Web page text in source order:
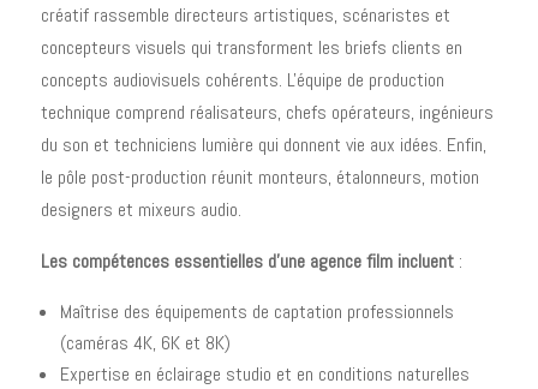
créatif rassemble directeurs artistiques, scénaristes et
concepteurs visuels qui transforment les briefs clients en
concepts audiovisuels cohérents. L'équipe de production
technique comprend réalisateurs, chefs opérateurs, ingénieurs
du son et techniciens lumière qui donnent vie aux idées. Enfin,
le pôle post-production réunit monteurs, étalonneurs, motion
designers et mixeurs audio.
Les compétences essentielles d'une agence film incluent:
Maîtrise des équipements de captation professionnels
(caméras 4K, 6K et 8K)
Expertise en éclairage studio et en conditions naturelles